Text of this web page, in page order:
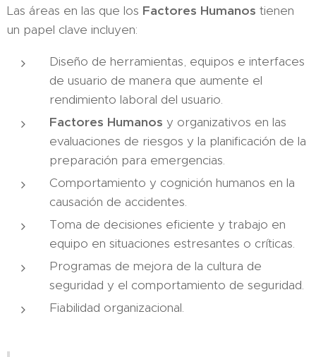
Las áreas en las que los Factores Humanos tienen
un papel clave incluyen:
Diseño de herramientas, equipos e interfaces
de usuario de manera que aumente el
rendimiento laboral del usuario.
Factores Humanos y organizativos en las
evaluaciones de riesgos y la planificación de la
preparación para emergencias.
Comportamiento y cognición humanos en la
causación de accidentes.
Toma de decisiones eficiente y trabajo en
equipo en situaciones estresantes o críticas.
Programas de mejora de la cultura de
seguridad y el comportamiento de seguridad.
Fiabilidad organizacional.